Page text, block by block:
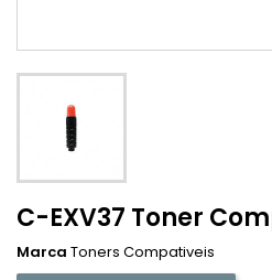
C-EXV37 Toner
Marca Toners Compativeis